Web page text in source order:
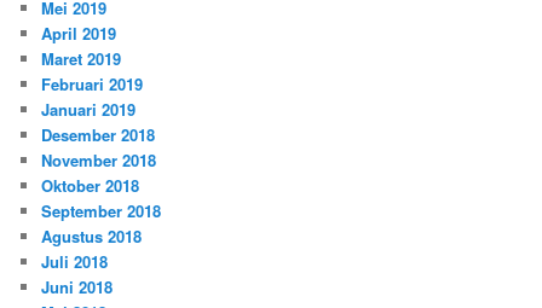
Mei 2019
April 2019
Maret 2019
Februari 2019
Januari 2019
Desember 2018
November 2018
Oktober 2018
September 2018
Agustus 2018
Juli 2018
Juni 2018